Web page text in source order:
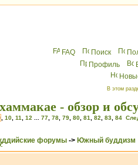
FAQ Поиск
Профиль
В этом
- обзор и
10 11 12 77 78 79 80 81 82 83 84
форумы -> Южный буддизм